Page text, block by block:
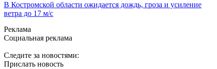
В Костромской области ожидается дождь, гроза и усиление
ветра до 17 м/с
Реклама
Социальная реклама
Следите за новостями:
Прислать новость